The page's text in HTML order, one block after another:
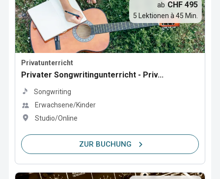
Privatunterricht
Privater Songwritingunterricht - Priv...
Songwriting
Erwachsene/Kinder
Studio/Online
ab CHF 495
5 Lektionen à 45 Min.
ZUR BUCHUNG